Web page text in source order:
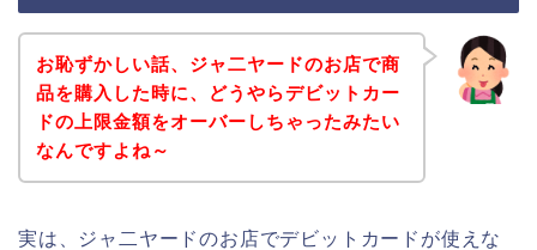
お恥ずかしい話、ジャ二ヤードのお店で商
品を購入した時に、どうやらデビットカー
ドの上限金額をオーバーしちゃったみたい
なんですよね～
実は、ジャ二ヤードのお店でデビットカードが使えな